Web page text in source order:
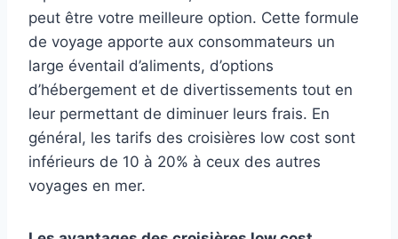
peut être votre meilleure option. Cette formule
de voyage apporte aux consommateurs un
large éventail d’aliments, d’options
d’hébergement et de divertissements tout en
leur permettant de diminuer leurs frais. En
général, les tarifs des croisières low cost sont
inférieurs de 10 à 20% à ceux des autres
voyages en mer.